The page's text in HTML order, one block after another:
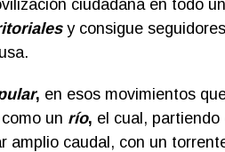
ciudadana en todo
y consigue
, en esos movimientos
como un río, el cual, partiendo
amplio caudal, con un